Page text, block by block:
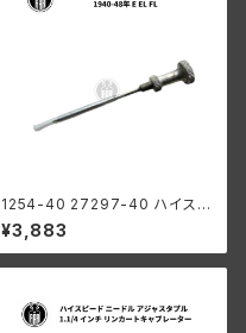
1254-40 27297-40 ハイスピ
ード ニードル 調整可能 ハーレ
ーダビッドソン 1940-48年 E E
L FL
¥3,883